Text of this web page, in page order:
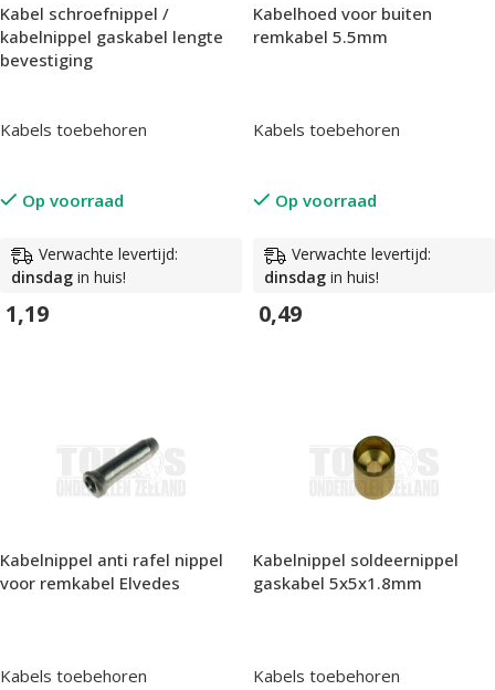
Kabel schroefnippel /
kabelnippel gaskabel lengte
bevestiging
Kabels toebehoren
Op voorraad
Verwachte levertijd:
dinsdag in huis!
1,19
Kabelhoed voor buiten
remkabel 5.5mm
Kabels toebehoren
Op voorraad
Verwachte levertijd:
dinsdag in huis!
0,49
Kabelnippel anti rafel nippel
voor remkabel Elvedes
Kabels toebehoren
Kabelnippel soldeernippel
gaskabel 5x5x1.8mm
Kabels toebehoren